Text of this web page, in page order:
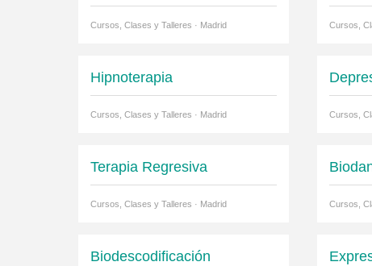
Cursos, Clases y Talleres · Madrid Cursos,
Hipnoterapia
Cursos, Clases y Talleres · Madrid Cursos,
Terapia Regresiva
Cursos, Clases y Talleres · Madrid Cursos,
Biodescodificación